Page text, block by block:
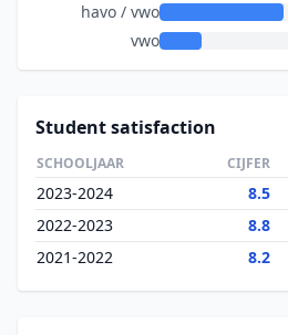
havo / vwo
vwo
Student satisfaction
SCHOOLJAAR CIJFER
2023-2024 8.5
2022-2023
8.8
2021-2022
8.2